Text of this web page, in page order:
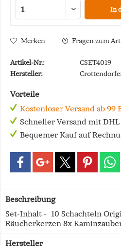
In
Merken Fragen zum
Artikel-Nr.:
CSET4019
Hersteller:
Vorteile
Kostenloser Versand ab 99
Schneller Versand mit DHL
Bequemer Kauf auf
Beschreibung
Set-Inhalt - 10 Schachteln
Räucherkerzen 8x
Hersteller